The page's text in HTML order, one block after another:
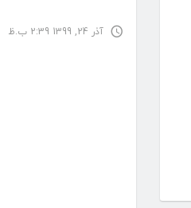
آذر 24, 1399 2:39 ب.ظ